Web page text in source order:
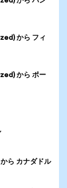
から フィ
から ポー
ら カナダドル